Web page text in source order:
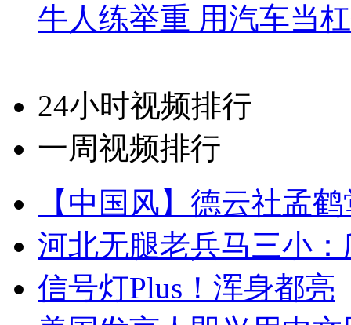
牛人练举重 用汽车当
24小时视频排行
一周视频排行
【中国风】德云社孟
河北无腿老兵马三小
信号灯Plus！浑身都亮